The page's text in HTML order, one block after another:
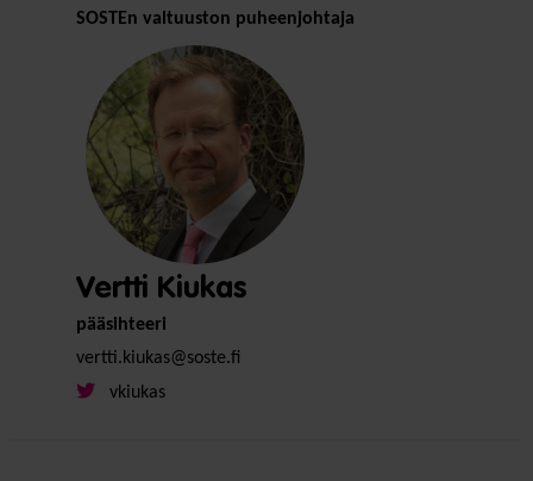
SOSTEn valtuuston puheenjohtaja
Vertti Kiukas
pääsihteeri
vertti.kiukas@soste.fi
vkiukas